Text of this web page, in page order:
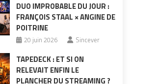
DUO IMPROBABLE DU JOUR :
FRANÇOIS STAAL × ANGINE DE
POITRINE
20 juin 2026 Sincever
TAPEDECK : ET SI ON
RELEVAIT ENFIN LE
PLANCHER DU STREAMING ?